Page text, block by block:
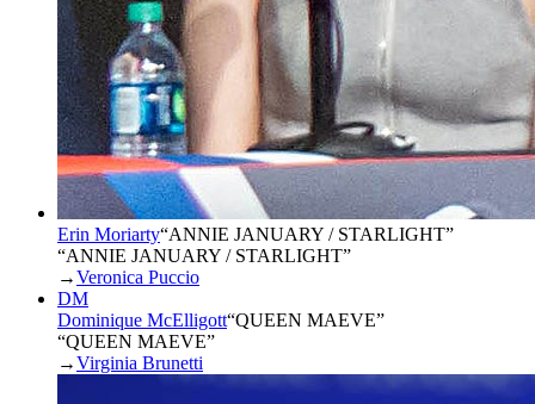
Erin Moriarty“ANNIE JANUARY / STARLIGHT”
“ANNIE JANUARY / STARLIGHT”
→Veronica Puccio
DM
Dominique McElligott“QUEEN MAEVE”
“QUEEN MAEVE”
→Virginia Brunetti